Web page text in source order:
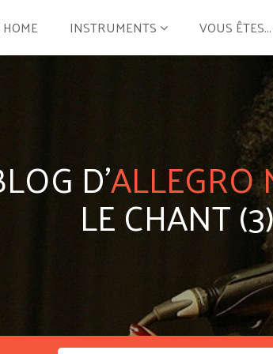
HOME INSTRUMENTS VOUS ÊTES...
D'
LE CHANT